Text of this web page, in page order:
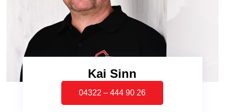
Kai Sinn
04322 – 444 90 26